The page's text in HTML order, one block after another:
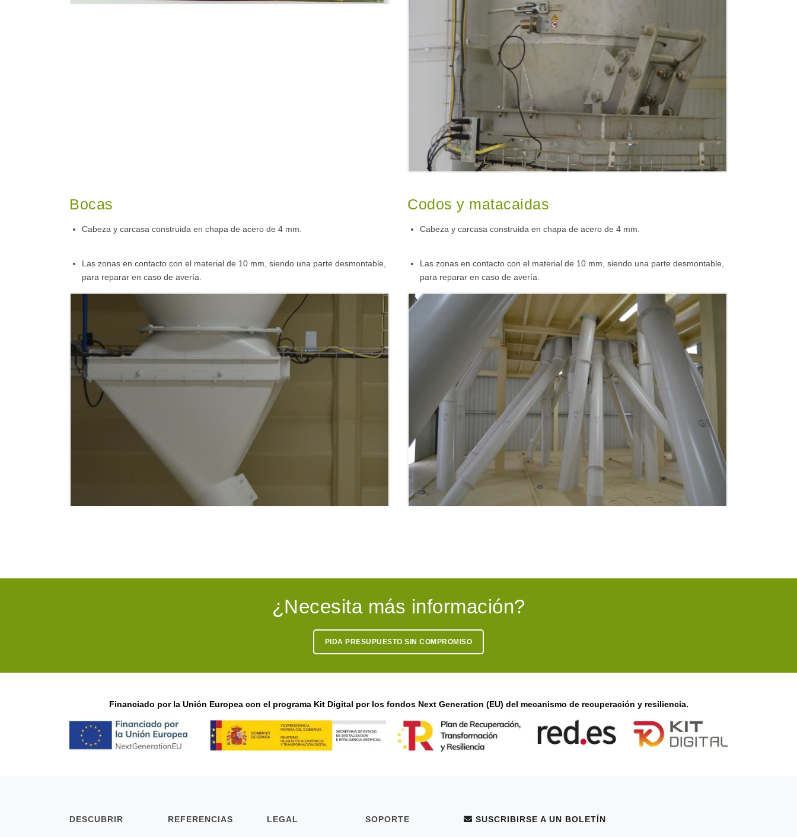
Bocas
Cabeza y carcasa construida en chapa de acero de 4 mm.
Las zonas en contacto con el material de 10 mm, siendo una parte desmontable,
para reparar en caso de avería.
Codos y matacaidas
Cabeza y carcasa construida en chapa de acero de 4 mm.
Las zonas en contacto con el material de 10 mm, siendo una parte desmontable,
para reparar en caso de avería.
¿Necesita más información?
PIDA PRESUPUESTO SIN COMPROMISO
Financiado por la Unión Europea con el programa Kit Digital por los fondos Next Generation (EU) del mecanismo de recuperación y resiliencia.
DESCUBRIR REFERENCIAS LEGAL SOPORTE SUSCRIBIRSE A UN BOLETÍN